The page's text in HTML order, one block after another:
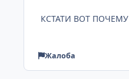
КСТАТИ ВОТ
Жалоба